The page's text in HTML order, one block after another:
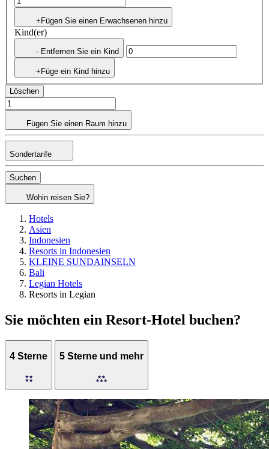
+Fügen Sie einen Erwachsenen hinzu
Kind(er)
- Entfernen Sie ein Kind
+Füge ein Kind hinzu
Löschen
Fügen Sie einen Raum hinzu
Sondertarife
Suchen
Wohin reisen Sie?
Hotels
Asien
Indonesien
Resorts in Indonesien
KLEINE SUNDAINSELN
Bali
Legian Hotels
Resorts in Legian
Sie möchten ein Resort-Hotel buchen?
4 Sterne 5 Sterne und mehr